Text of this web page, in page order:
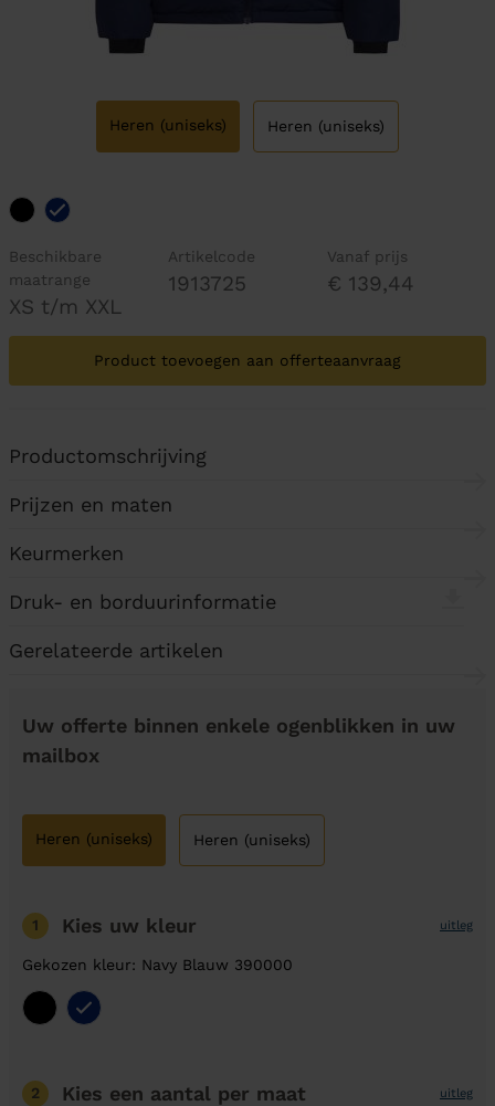
Heren (uniseks) Heren (uniseks)
Beschikbare
maatrange
XS t/m XXL
Artikelcode
1913725
Vanaf prijs
€ 139,44
Product toevoegen aan offerteaanvraag
Productomschrijving
Prijzen en maten
Keurmerken
Druk- en borduurinformatie
Gerelateerde artikelen
Uw offerte binnen enkele ogenblikken in uw
mailbox
Heren (uniseks) Heren (uniseks)
1 Kies uw kleur uitleg
Gekozen kleur: Navy Blauw 390000
2 Kies een aantal per maat uitleg